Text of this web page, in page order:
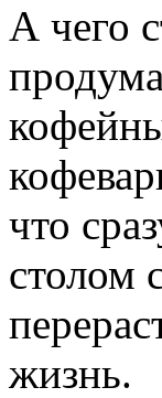
А чего
что
столом
жизнь.